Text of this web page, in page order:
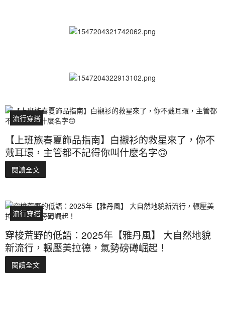
流行穿搭
【上班族春夏飾品指南】白襯衫的救星來了，你不
戴耳環，主管都不記得你叫什麼名字🙃
閱讀全文
流行穿搭
穿梭荒野的低語：2025年【雅丹風】 大自然地貌
新流行，輾壓美拉德，氣勢磅礡崛起！
閱讀全文